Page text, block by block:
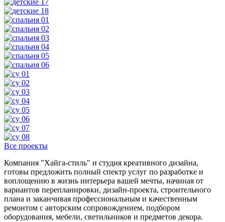
Все проекты
Компания "Хайга-стиль" и студия креативного дизайна,
готовы предложить полный спектр услуг по разработке и
воплощению в жизнь интерьера вашей мечты, начиная от
вариантов перепланировки, дизайн-проекта, строительного
плана и заканчивая профессиональным и качественным
ремонтом с авторским сопровождением, подбором
оборудования, мебели, светильников и предметов декора.